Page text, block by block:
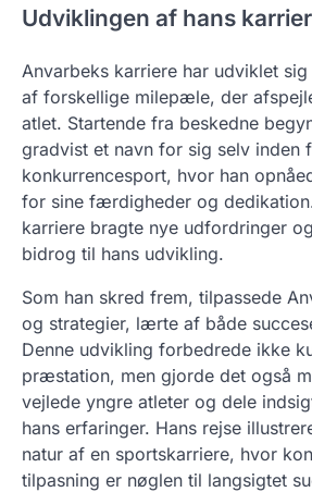
Udviklingen af hans
Anvarbeks karriere har udviklet
af forskellige milepæle, der
atlet. Startende fra beskedne
gradvist et navn for sig selv inden
konkurrencesport, hvor han
for sine færdigheder og
karriere bragte nye udfordringer
bidrog til hans udvikling.
Som han skred frem, tilpassede
og strategier, lærte af både
Denne udvikling forbedrede ikke
præstation, men gjorde det også
vejlede yngre atleter og dele
hans erfaringer. Hans rejse
natur af en sportskarriere, hvor
tilpasning er nøglen til langsigtet